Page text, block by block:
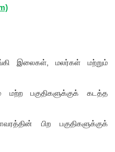
கொண்டது.
தண்டானது
ஒளிச்சேர்க்கையில்
தண்டானது